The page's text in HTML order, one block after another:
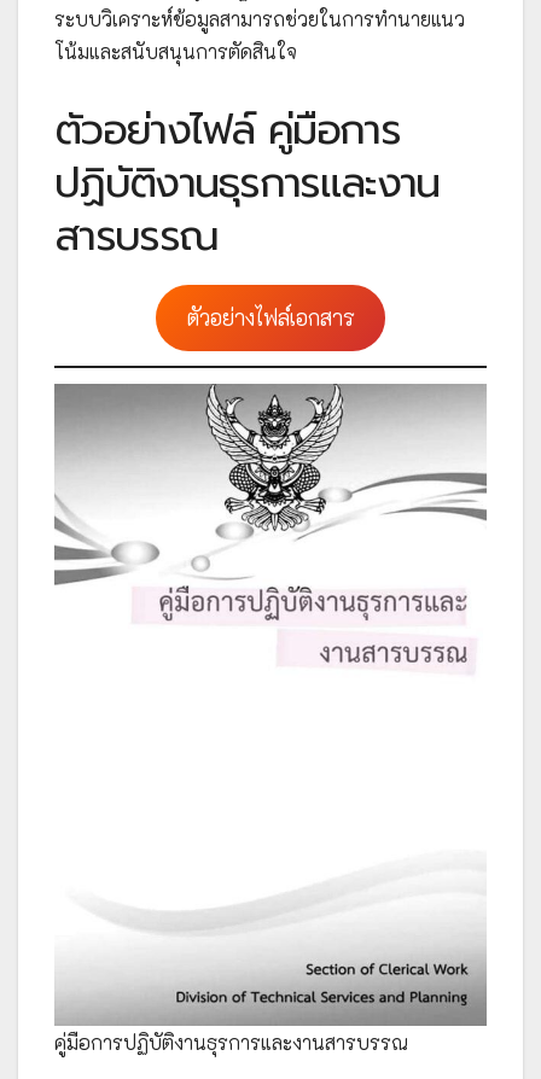
ระบบวิเคราะห์ข้อมูลสามารถช่วยในการทำนายแนว
โน้มและสนับสนุนการตัดสินใจ
ตัวอย่างไฟล์ คู่มือการ
ปฏิบัติงานธุรการและงาน
สารบรรณ
ตัวอย่างไฟล์เอกสาร
คู่มือการปฏิบัติงานธุรการและงานสารบรรณ